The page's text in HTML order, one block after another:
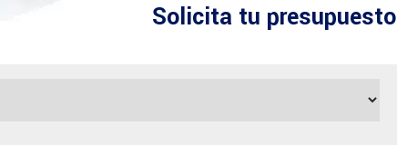
Solicita tu presupuesto